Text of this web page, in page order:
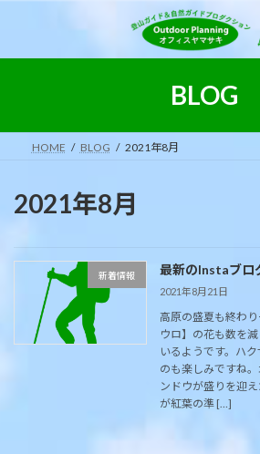
ン
キ
ー
に
BLOG
HOME BLOG 2021年8月
2021年8月
新着情報 最新のInstaブロ
2021年8月21日
高原の盛夏も終わ
ウロ】の花も数を
いるようです。ハ
のも楽しみですね
ンドウが盛りを迎
が紅葉の準 […]